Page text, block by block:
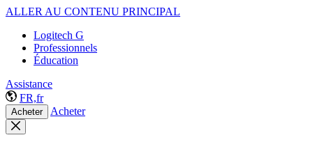
ALLER AU CONTENU PRINCIPAL
Logitech G
Professionnels
Éducation
Assistance
FR,fr
Acheter Acheter